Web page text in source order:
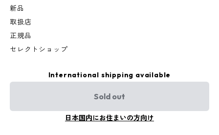
新品
取扱店
正規品
セレクトショップ
International shipping available
Sold out
日本国内にお住まいの方向け